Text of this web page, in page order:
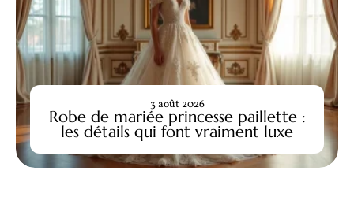
Robe de mariée princesse paillette :
les détails qui font vraiment luxe
3 août 2026